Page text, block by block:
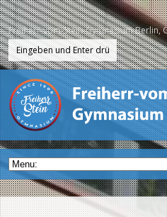
Freiherr-vom-Stein-Gymnasium Berlin,